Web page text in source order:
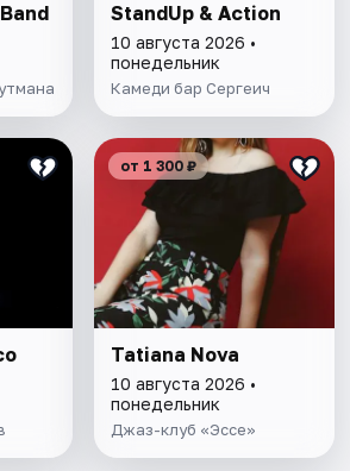
StandUp & Action
10 августа 2026 •
понедельник
Камеди бар Сергеич
от 1 300 ₽
Tatiana Nova
10 августа 2026 •
понедельник
Джаз-клуб «Эссе»